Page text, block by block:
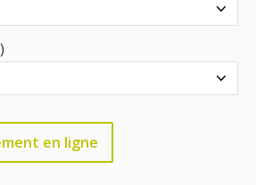
en ligne